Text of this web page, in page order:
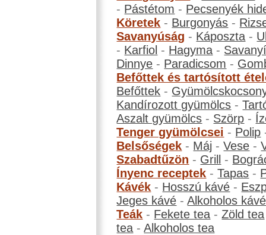
- Pástétom - Pecsenyék
Köretek - Burgonyás -
Savanyúság - Káposzta -
- Karfiol - Hagyma -
Dinnye - Paradicsom -
Befőttek és tartósított
Befőttek -
Kandírozott gyümölcs -
Aszalt gyümölcs - Szörp -
Tenger gyümölcsei - Polip
Belsőségek - Máj -Vese -
Szabadtűzön - Grill -
Ínyenc receptek -Tapas -
Kávék - Hosszú kávé -
Jeges kávé -Alkoholos kávé
Teák - Fekete tea -Zöld tea
tea -Alkoholos tea